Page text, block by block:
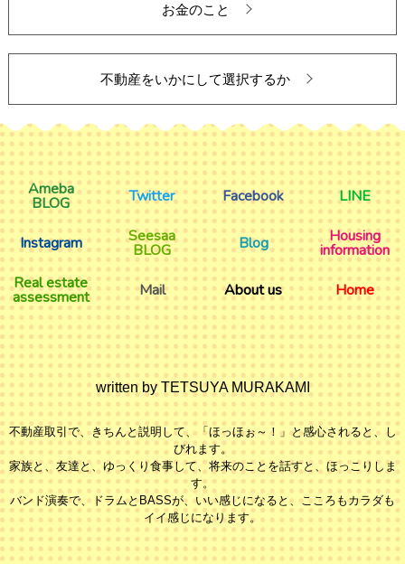
お金のこと
不動産をいかにして選択するか
Ameba
BLOG Twitter Facebook LINE
Instagram Seesaa
BLOG Blog Housing
information
Real estate
assessment Mail About us Home
written by TETSUYA MURAKAMI
不動産取引で、きちんと説明して、「ほっほぉ～！」と感心されると、し
びれます。
家族と、友達と、ゆっくり食事して、将来のことを話すと、ほっこりしま
す。
バンド演奏で、ドラムとBASSが、いい感じになると、こころもカラダも
イイ感じになります。